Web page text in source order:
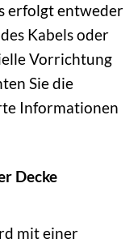
erfolgt entweder
Kabels oder
Vorrichtung
Sie die
Informationen
Decke
mit einer